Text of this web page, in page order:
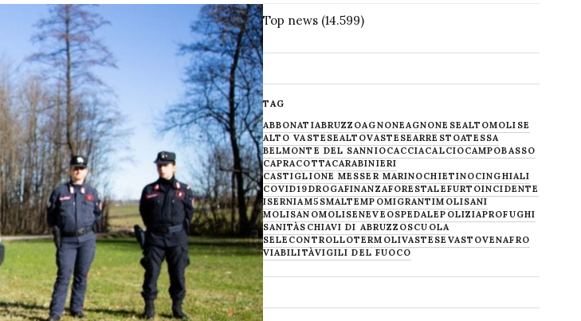
Top news(14.599)
TAG
ABBONATIABRUZZOAGNONEAGNONESEALTOMOLISE
ALTO VASTESEALTOVASTESEARRESTOATESSA
BELMONTE DEL SANNIOCACCIACALCIOCAMPOBASSO
CAPRACOTTACARABINIERI
CASTIGLIONE MESSER MARINOCHIETINOCINGHIALI
COVID19DROGAFINANZAFORESTALEFURTOINCIDENTE
ISERNIAM5SMALTEMPOMIGRANTIMOLISANI
MOLISANOMOLISENEVE OSPEDALEPOLIZIAPROFUGHI
SANITÀSCHIAVI DI ABRUZZOSCUOLA
SELECONTROLLOTERMOLIVASTESE VASTOVENAFRO
VIABILITÀVIGILI DEL FUOCO